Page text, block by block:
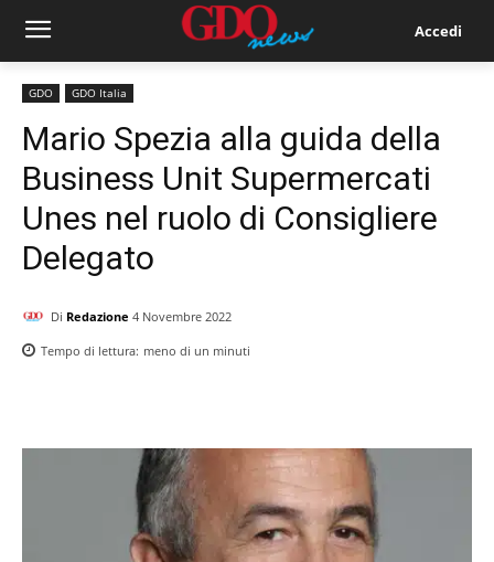
Accedi
GDO GDO Italia
Mario Spezia alla guida della
Business Unit Supermercati
Unes nel ruolo di Consigliere
Delegato
Di Redazione 4 Novembre 2022
Tempo di lettura: meno di un minuti